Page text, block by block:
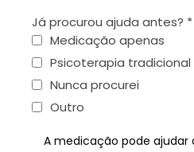
Já procurou ajuda antes? *
Medicação apenas
Psicoterapia tradicional
Nunca procurei
Outro
A medicação pode ajudar